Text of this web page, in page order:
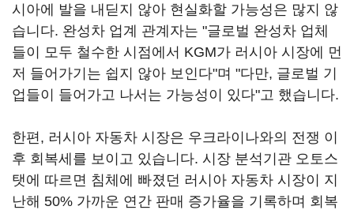
시아에 발을 내딛지 않아 현실화할 가능성은 많지 않
습니다. 완성차 업계 관계자는 "글로벌 완성차 업체
들이 모두 철수한 시점에서 KGM가 러시아 시장에 먼
저 들어가기는 쉽지 않아 보인다"며 "다만, 글로벌 기
업들이 들어가고 나서는 가능성이 있다"고 했습니다.
한편, 러시아 자동차 시장은 우크라이나와의 전쟁 이
후 회복세를 보이고 있습니다. 시장 분석기관 오토스
탯에 따르면 침체에 빠졌던 러시아 자동차 시장이 지
난해 50% 가까운 연간 판매 증가율을 기록하며 회복